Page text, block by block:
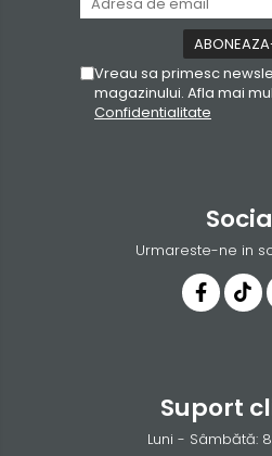
Vreau sa primesc
magazinului. Afla mai
Confidentialitate
Urmareste-ne in
Suport
Luni - Sâmbătă: